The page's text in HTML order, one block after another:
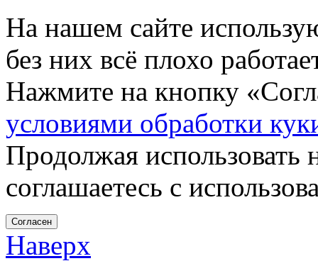
На нашем сайте
без них всё плохо
Нажмите на кнопку
условиями обработки
Продолжая использовать
соглашаетесь с
Согласен
Наверх